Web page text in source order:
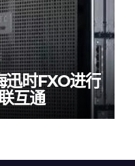
时FXO进行
互通